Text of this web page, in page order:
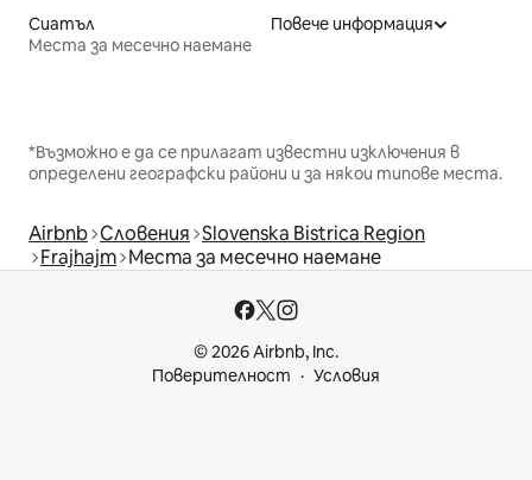
Сиатъл
Места за месечно наемане
Повече информация
*Възможно е да се прилагат известни изключения в
определени географски райони и за някои типове места.
Airbnb Словения Slovenska Bistrica Region
Frajhajm Места за месечно наемане
© 2026 Airbnb, Inc.
Поверителност
Условия